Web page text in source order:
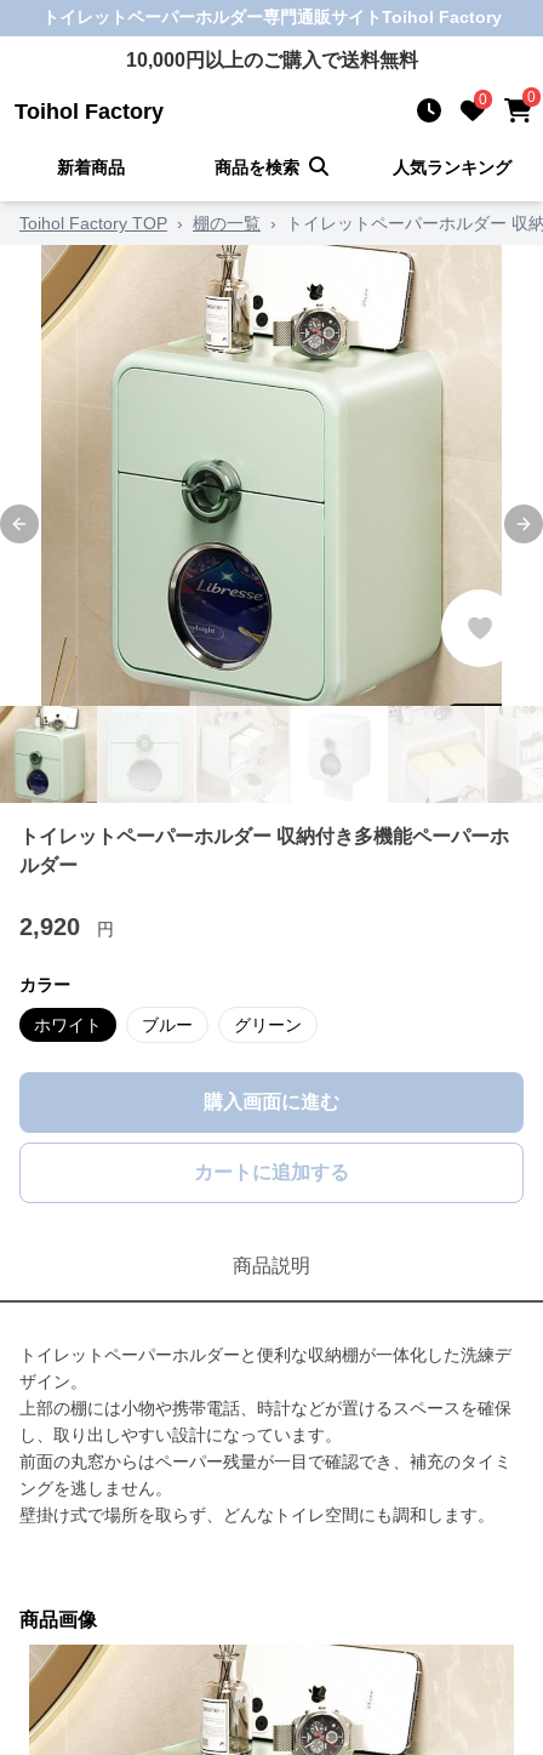
トイレットペーパーホルダー専門通販サイトToihol Factory
10,000円以上のご購入で送料無料
Toihol Factory 0 0
新着商品 商品を検索 人気ランキング
Toihol Factory TOP › 棚の一覧 › トイレットペーパーホルダー 収
Previous slide
トイレットペーパーホルダー 収納付き多機能ペーパーホ
ルダー
2,920 円
カラー
ホワイト ブルー グリーン
購入画面に進む
カートに追加する
商品説明
トイレットペーパーホルダーと便利な収納棚が一体化した洗練デ
ザイン。
上部の棚には小物や携帯電話、時計などが置けるスペースを確保
し、取り出しやすい設計になっています。
前面の丸窓からはペーパー残量が一目で確認でき、補充のタイミ
ングを逃しません。
壁掛け式で場所を取らず、どんなトイレ空間にも調和します。
商品画像